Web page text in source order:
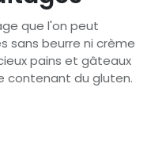
que l'on peut
sans beurre ni crème
pains et gâteaux
contenant du gluten.